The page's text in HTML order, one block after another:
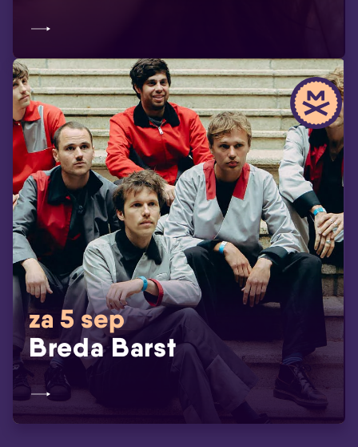
za 5 sep
Breda Barst